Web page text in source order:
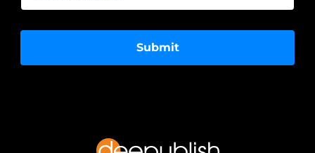
Submit